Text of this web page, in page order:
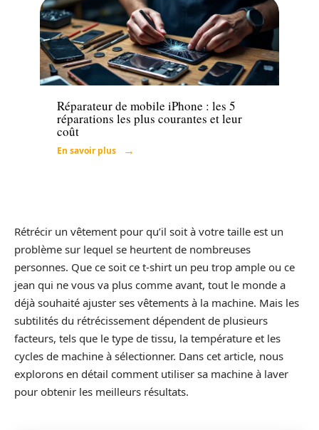
Tech
Réparateur de mobile iPhone : les 5
réparations les plus courantes et leur
coût
En savoir plus
Rétrécir un vêtement pour qu’il soit à votre taille est un
problème sur lequel se heurtent de nombreuses
personnes. Que ce soit ce t-shirt un peu trop ample ou ce
jean qui ne vous va plus comme avant, tout le monde a
déjà souhaité ajuster ses vêtements à la machine. Mais les
subtilités du rétrécissement dépendent de plusieurs
facteurs, tels que le type de tissu, la température et les
cycles de machine à sélectionner. Dans cet article, nous
explorons en détail comment utiliser sa machine à laver
pour obtenir les meilleurs résultats.